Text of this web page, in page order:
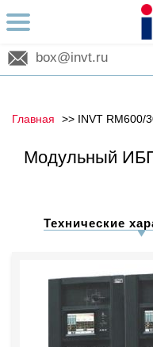
box@invt.ru
Главная INVT RM600/
Модульный
Технические